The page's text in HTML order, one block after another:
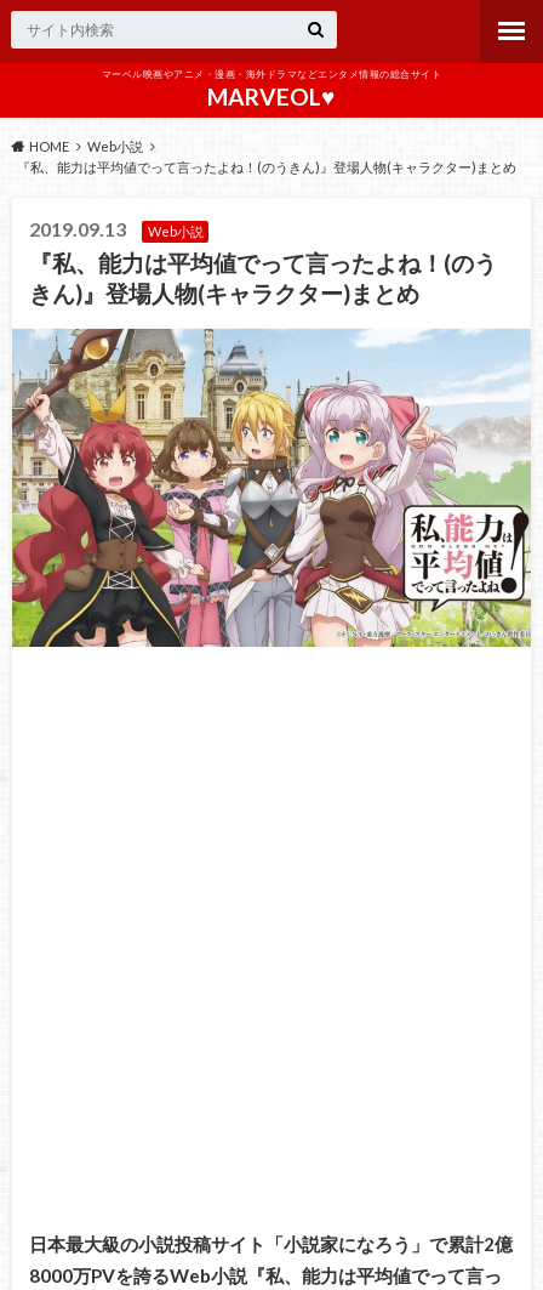
マーベル映画やアニメ・漫画・海外ドラマなどエンタメ情報の総合サイト
MARVEOL♥️
HOME
Web小説
『私、能力は平均値でって言ったよね！(のうきん)』登場人物(キャラクター)まとめ
2019.09.13 Web小説
『私、能力は平均値でって言ったよね！(のう
きん)』登場人物(キャラクター)まとめ
日本最大級の小説投稿サイト「小説家になろう」で累計2億
8000万PVを誇るWeb小説『私、能力は平均値でって言っ